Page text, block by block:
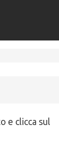
e clicca sul